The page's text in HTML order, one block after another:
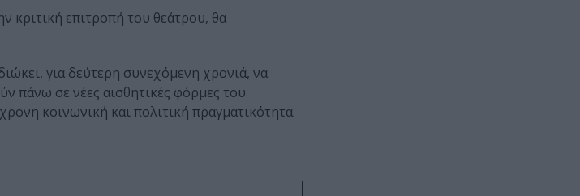
κριτική επιτροπή του θεάτρου, θα
για δεύτερη συνεχόμενη χρονιά, να
πάνω σε νέες αισθητικές φόρμες του
κοινωνική και πολιτική πραγματικότητα.